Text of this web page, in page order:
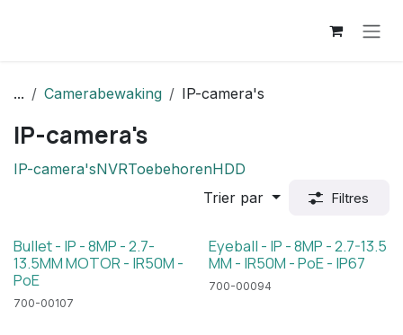
... Camerabewaking IP-camera's
IP-camera's
IP-camera'sNVRToebehorenHDD
Trier par
Filtres
Bullet - IP - 8MP - 2.7-
13.5MM MOTOR - IR50M -
PoE
700-00107
Eyeball - IP - 8MP - 2.7-13.5
MM - IR50M - PoE - IP67
700-00094